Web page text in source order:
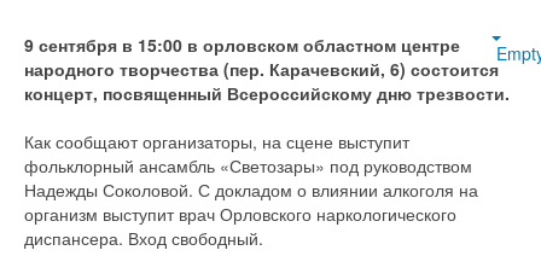
9 сентября в 15:00 в орловском областном центре
народного творчества (пер. Карачевский, 6) состоится
концерт, посвященный Всероссийскому дню трезвости.
Как сообщают организаторы, на сцене выступит
фольклорный ансамбль «Светозары» под руководством
Надежды Соколовой. С докладом о влиянии алкоголя на
организм выступит врач Орловского наркологического
диспансера. Вход свободный.